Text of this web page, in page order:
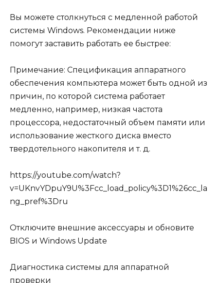
Вы можете столкнуться с медленной работой
системы Windows. Рекомендации ниже
помогут заставить работать ее быстрее:
Примечание: Спецификация аппаратного
обеспечения компьютера может быть одной из
причин, по которой система работает
медленно, например, низкая частота
процессора, недостаточный объем памяти или
использование жесткого диска вместо
твердотельного накопителя и т. д.
https://youtube.com/watch?
v=UKnvYDpuY9U%3Fcc_load_policy%3D1%26cc_la
ng_pref%3Dru
Отключите внешние аксессуары и обновите
BIOS и Windows Update
Диагностика системы для аппаратной
проверки